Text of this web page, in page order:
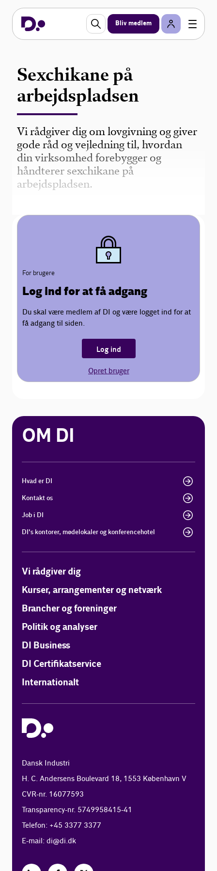
Bliv medlem
Sexchikane på
arbejdspladsen
Vi rådgiver dig om lovgivning og giver
gode råd og vejledning til, hvordan
din virksomhed forebygger og
håndterer sexchikane på
arbejdspladsen.
For brugere
Log ind for at få adgang
Du skal være medlem af DI og være logget ind for at
få adgang til siden.
Log ind
Opret bruger
OM DI
Hvad er DI
Kontakt os
Job i DI
DI's kontorer, mødelokaler og konferencehotel
Vi rådgiver dig
Kurser, arrangementer og netværk
Brancher og foreninger
Politik og analyser
DI Business
DI Certifikatservice
Internationalt
Dansk Industri
H. C. Andersens Boulevard 18, 1553 København V
CVR-nr. 16077593
Transparency-nr. 5749958415-41
Telefon: +45 3377 3377
E-mail:di@di.dk